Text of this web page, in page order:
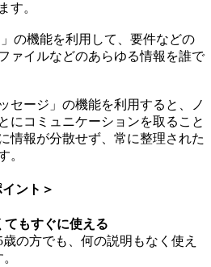
す。
の機能を利用して、要件などの
ァイルなどのあらゆる情報を誰で
セージ」の機能を利用すると、ノ
にコミュニケーションを取ること
情報が分散せず、常に整理された
。
ント＞
もすぐに使える
歳の方でも、何の説明もなく使え